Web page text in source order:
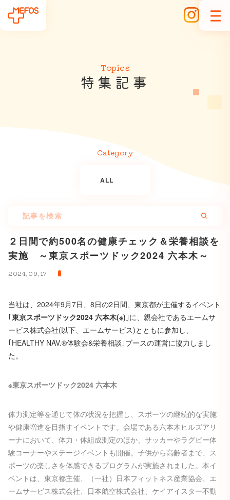
Topics
特 集 記 事
Category
ALL
２日間で約500名の健康チェック＆栄養相談を
実施 ～東京スポーツドック2024 六本木～
2024.09.17
当社は、2024年9月7日、8日の2日間、東京都が主催するイベント
｢東京スポーツドック2024 六本木(※) ｣に、親会社であるエームサ
ービス株式会社(以下、エームサービス)とともに参加し、
｢HEALTHY NAV.®体験会&栄養相談｣ブースの運営に協力しまし
た。
※東京スポーツドック2024 六本木
体力測定等を通じて体の状況を把握し、スポーツの継続的な実施
や健康増進を目指すイベントです。会場である六本木ヒルズアリ
ーナにおいて、体力・体組成測定のほか、サッカーやラグビー体
験コーナーやステージイベントも開催。子供から高齢者まで、ス
ポーツの楽しさを体感できるプログラムが実施されました。 本イ
ベントは、東京都主催、（一社）日本フィットネス産業協会、エ
ームサービス株式会社、日本航空株式会社、ケイアイスター不動